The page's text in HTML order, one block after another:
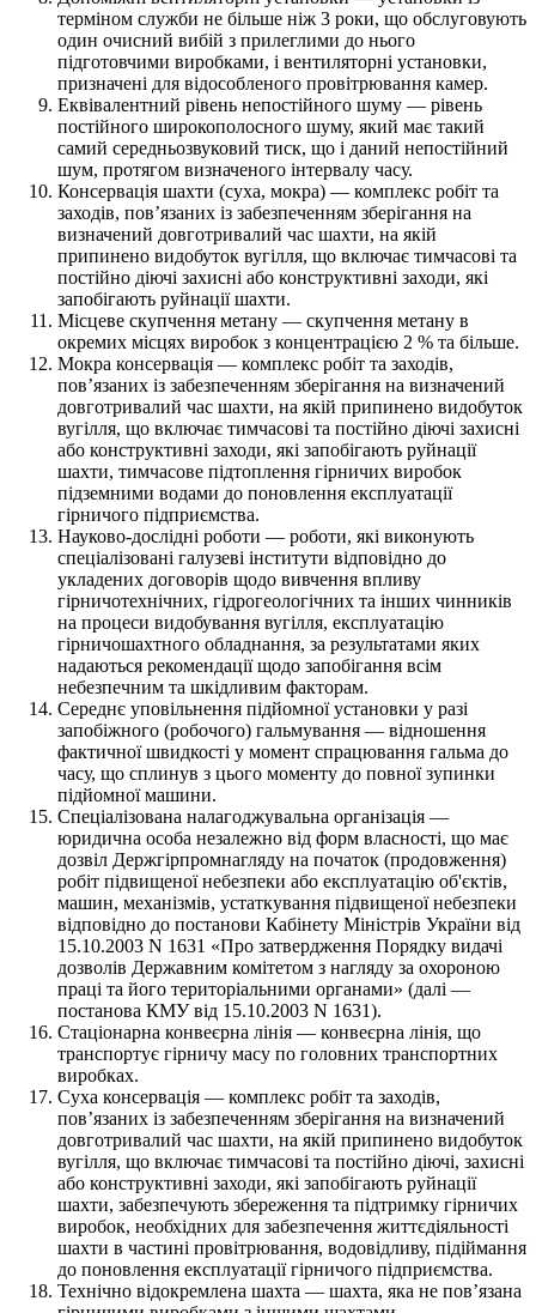
терміном служби не більше ніж 3 роки, що обслуговують
один очисний вибій з прилеглими до нього
підготовчими виробками, і вентиляторні установки,
призначені для відособленого провітрювання камер.
Еквівалентний рівень непостійного шуму — рівень
постійного широкополосного шуму, який має такий
самий середньозвуковий тиск, що і даний непостійний
шум, протягом визначеного інтервалу часу.
Консервація шахти (суха, мокра) — комплекс робіт та
заходів, пов’язаних із забезпеченням зберігання на
визначений довготривалий час шахти, на якій
припинено видобуток вугілля, що включає тимчасові та
постійно діючі захисні або конструктивні заходи, які
запобігають руйнації шахти.
Місцеве скупчення метану — скупчення метану в
окремих місцях виробок з концентрацією 2 % та більше.
Мокра консервація — комплекс робіт та заходів,
пов’язаних із забезпеченням зберігання на визначений
довготривалий час шахти, на якій припинено видобуток
вугілля, що включає тимчасові та постійно діючі захисні
або конструктивні заходи, які запобігають руйнації
шахти, тимчасове підтоплення гірничих виробок
підземними водами до поновлення експлуатації
гірничого підприємства.
Науково-дослідні роботи — роботи, які виконують
спеціалізовані галузеві інститути відповідно до
укладених договорів щодо вивчення впливу
гірничотехнічних, гідрогеологічних та інших чинників
на процеси видобування вугілля, експлуатацію
гірничошахтного обладнання, за результатами яких
надаються рекомендації щодо запобігання всім
небезпечним та шкідливим факторам.
Середнє уповільнення підйомної установки у разі
запобіжного (робочого) гальмування — відношення
фактичної швидкості у момент спрацювання гальма до
часу, що сплинув з цього моменту до повної зупинки
підйомної машини.
Спеціалізована налагоджувальна організація —
юридична особа незалежно від форм власності, що має
дозвіл Держгірпромнагляду на початок (продовження)
робіт підвищеної небезпеки або експлуатацію об'єктів,
машин, механізмів, устаткування підвищеної небезпеки
відповідно до постанови Кабінету Міністрів України від
15.10.2003 N 1631 «Про затвердження Порядку видачі
дозволів Державним комітетом з нагляду за охороною
праці та його територіальними органами» (далі —
постанова КМУ від 15.10.2003 N 1631).
Стаціонарна конвеєрна лінія — конвеєрна лінія, що
транспортує гірничу масу по головних транспортних
виробках.
Суха консервація — комплекс робіт та заходів,
пов’язаних із забезпеченням зберігання на визначений
довготривалий час шахти, на якій припинено видобуток
вугілля, що включає тимчасові та постійно діючі, захисні
або конструктивні заходи, які запобігають руйнації
шахти, забезпечують збереження та підтримку гірничих
виробок, необхідних для забезпечення життєдіяльності
шахти в частині провітрювання, водовідливу, підіймання
до поновлення експлуатації гірничого підприємства.
Технічно відокремлена шахта — шахта, яка не пов’язана